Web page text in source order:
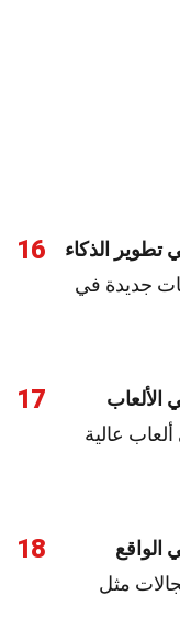
16
الذكاء
جديدة في
17
عالية
18
مثل